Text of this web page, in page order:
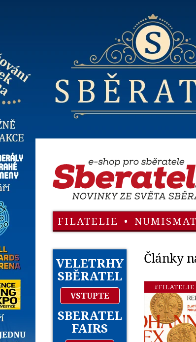
FILATELIE •
VELETRHY
SBĚRATEL
VSTUPTE
SBERATEL
FAIRS
Články
#FILATELIE